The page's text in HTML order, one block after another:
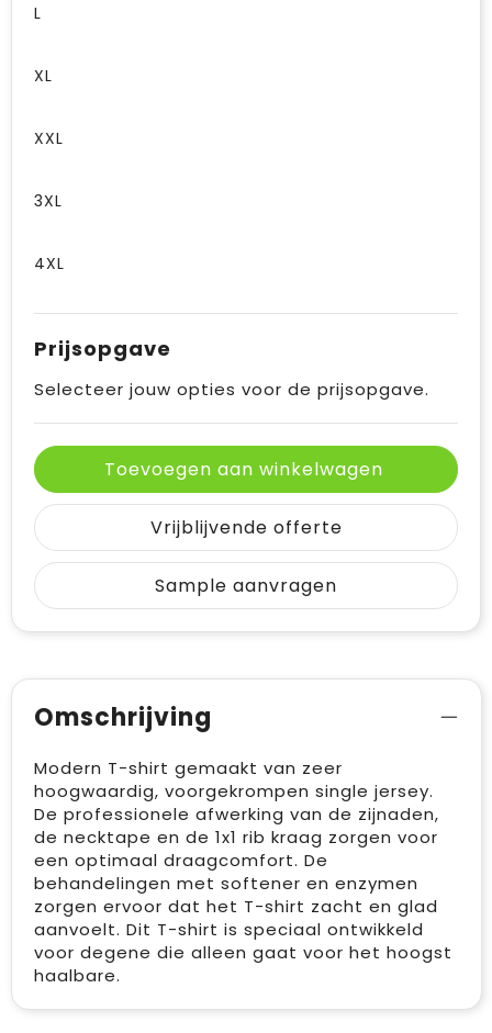
L
XL
XXL
3XL
4XL
Prijsopgave
Selecteer jouw opties voor de prijsopgave.
Toevoegen aan winkelwagen
Vrijblijvende offerte
Sample aanvragen
Omschrijving
Modern T-shirt gemaakt van zeer
hoogwaardig, voorgekrompen single jersey.
De professionele afwerking van de zijnaden,
de necktape en de 1x1 rib kraag zorgen voor
een optimaal draagcomfort. De
behandelingen met softener en enzymen
zorgen ervoor dat het T-shirt zacht en glad
aanvoelt. Dit T-shirt is speciaal ontwikkeld
voor degene die alleen gaat voor het hoogst
haalbare.